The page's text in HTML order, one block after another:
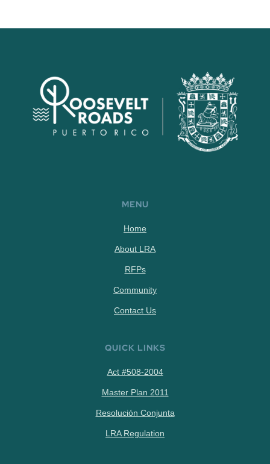
MENU
Home
About LRA
RFPs
Community
Contact Us
QUICK LINKS
Act #508-2004
Master Plan 2011
Resolución Conjunta
LRA Regulation